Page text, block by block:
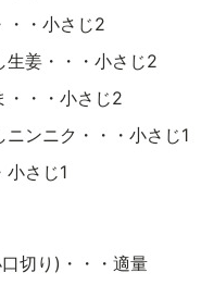
・・小さじ2
生姜・・・小さじ2
・・・小さじ2
ニンニク・・・小さじ1
小さじ1
切り)・・・適量